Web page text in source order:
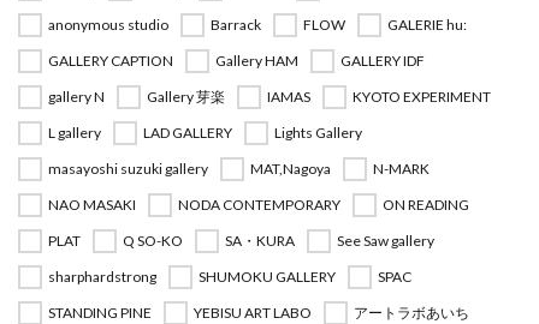
anonymous studio
Barrack FLOW
GALERIE hu:
GALLERY CAPTION
Gallery HAM
GALLERY IDF
gallery N
Gallery 芽楽 IAMAS
KYOTO EXPERIMENT
L gallery
LAD GALLERY
Lights Gallery
masayoshi suzuki gallery
MAT,Nagoya
N-MARK
NAO MASAKI
NODA CONTEMPORARY
ON READING
PLAT
Q SO-KO SA・KURA
See Saw gallery
sharphardstrong
SHUMOKU GALLERY
SPAC
STANDING PINE
YEBISU ART LABO
アートラボあいち